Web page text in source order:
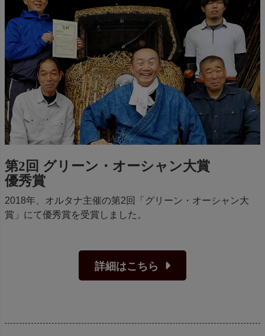
第2回 グリーン・オーシャン大賞
優秀賞
2018年、オルタナ主催の第2回「グリーン・オーシャン大
賞」にて優秀賞を受賞しました。
詳細はこちら